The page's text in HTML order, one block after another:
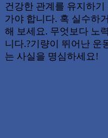
건강한 관계를 유지하
가야 합니다. 혹 실수하
해 보세요. 무엇보다 노
니다.?기량이 뛰어난 운
는 사실을 명심하세요!